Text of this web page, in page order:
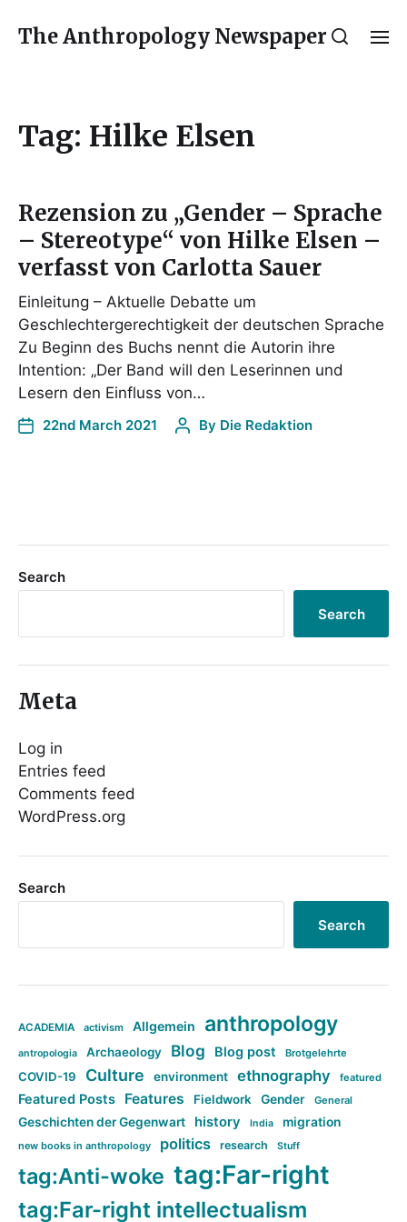
The Anthropology Newspaper
Tag: Hilke Elsen
Rezension zu „Gender – Sprache
– Stereotype“ von Hilke Elsen –
verfasst von Carlotta Sauer
Einleitung – Aktuelle Debatte um
Geschlechtergerechtigkeit der deutschen Sprache
Zu Beginn des Buchs nennt die Autorin ihre
Intention: „Der Band will den Leserinnen und
Lesern den Einfluss von…
22nd March 2021 By Die Redaktion
Search
Search
Meta
Log in
Entries feed
Comments feed
WordPress.org
Search
Search
ACADEMIA activism Allgemein anthropology
antropologia Archaeology Blog Blog post Brotgelehrte
COVID-19 Culture environment ethnography featured
Featured Posts Features Fieldwork Gender General
Geschichten der Gegenwart history India migration
new books in anthropology politics research Stuff
tag:Anti-woke tag:Far-right
tag:Far-right intellectualism